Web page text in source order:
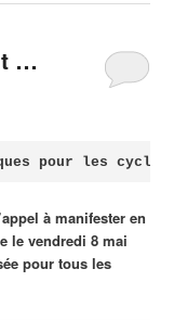
…
pour les
à manifester en
le vendredi 8 mai
pour tous les